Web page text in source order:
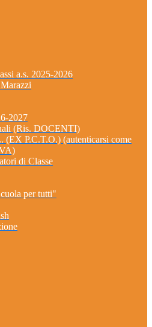
a.s. 2025-2026
2027
(Ris. DOCENTI)
(EX P.C.T.O.) (autenticarsi come
di Classe
per tutti"